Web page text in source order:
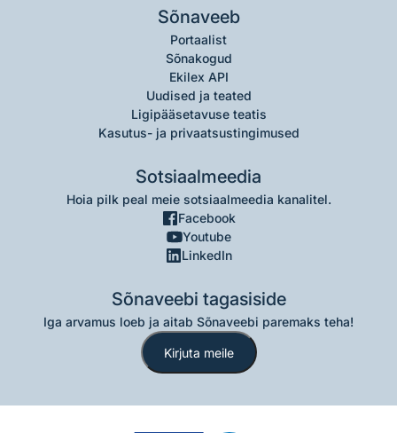
Sõnaveeb
Portaalist
Sõnakogud
Ekilex API
Uudised ja teated
Ligipääsetavuse teatis
Kasutus- ja privaatsustingimused
Sotsiaalmeedia
Hoia pilk peal meie sotsiaalmeedia kanalitel.
Facebook
Youtube
LinkedIn
Sõnaveebi tagasiside
Iga arvamus loeb ja aitab Sõnaveebi paremaks teha!
Kirjuta meile